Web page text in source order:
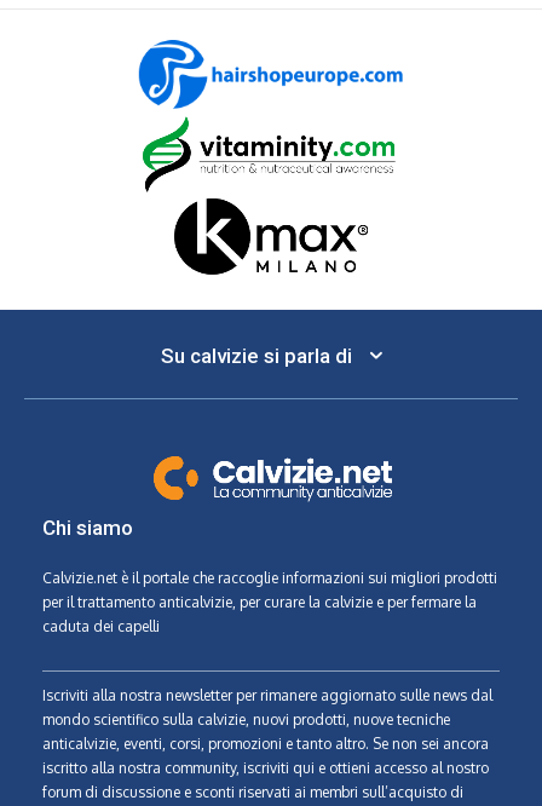
Su calvizie si parla di
Chi siamo
Calvizie.net è il portale che raccoglie informazioni sui migliori prodotti
per il trattamento anticalvizie, per curare la calvizie e per fermare la
caduta dei capelli
Iscriviti alla nostra newsletter per rimanere aggiornato sulle news dal
mondo scientifico sulla calvizie, nuovi prodotti, nuove tecniche
anticalvizie, eventi, corsi, promozioni e tanto altro. Se non sei ancora
iscritto alla nostra community, iscriviti qui e ottieni accesso al nostro
forum di discussione e sconti riservati ai membri sull’acquisto di